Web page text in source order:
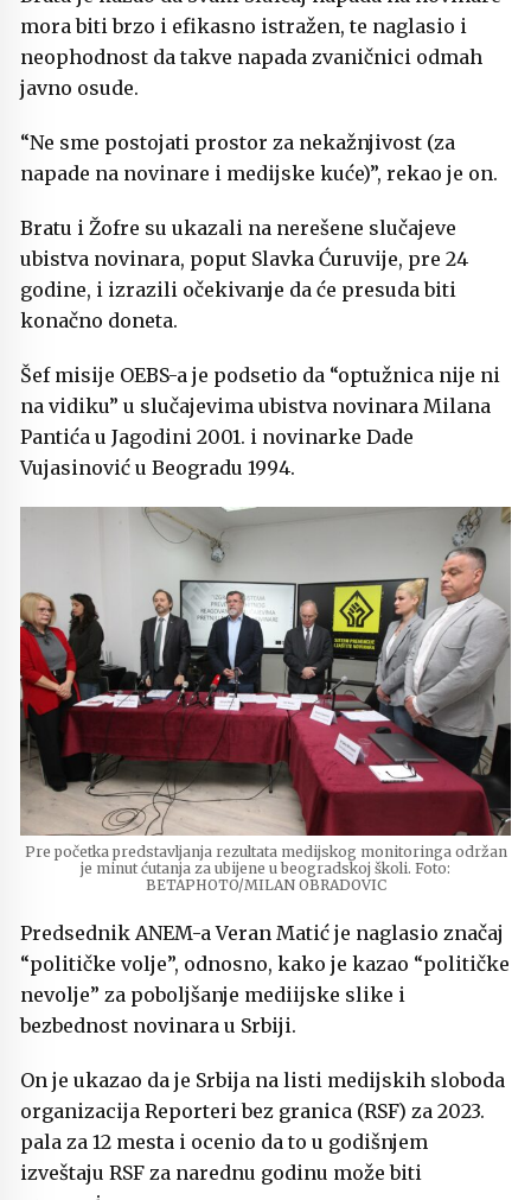
mora biti brzo i efikasno istražen, te naglasio i
neophodnost da takve napada zvaničnici odmah
javno osude.
“Ne sme postojati prostor za nekažnjivost (za
napade na novinare i medijske kuće)”, rekao je on.
Bratu i Žofre su ukazali na nerešene slučajeve
ubistva novinara, poput Slavka Ćuruvije, pre 24
godine, i izrazili očekivanje da će presuda biti
konačno doneta.
Šef misije OEBS-a je podsetio da “optužnica nije ni
na vidiku” u slučajevima ubistva novinara Milana
Pantića u Jagodini 2001. i novinarke Dade
Vujasinović u Beogradu 1994.
Pre početka predstavljanja rezultata medijskog monitoringa održan
je minut ćutanja za ubijene u beogradskoj školi. Foto:
BETAPHOTO/MILAN OBRADOVIC
Predsednik ANEM-a Veran Matić je naglasio značaj
“političke volje”, odnosno, kako je kazao “političke
nevolje” za poboljšanje mediijske slike i
bezbednost novinara u Srbiji.
On je ukazao da je Srbija na listi medijskih sloboda
organizacija Reporteri bez granica (RSF) za 2023.
pala za 12 mesta i ocenio da to u godišnjem
izveštaju RSF za narednu godinu može biti